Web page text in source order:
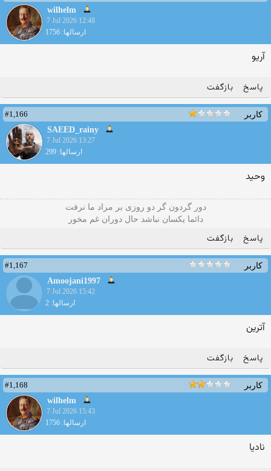
wilhelm
7 Jul 2026 12:48
ارسالها: 1756
آریو
پاسخ بازگفت
کاربر
#1,166
SAEED_rainy
7 Jul 2026 13:27
ارسالها: 299
وحید
دور گردون گر دو روزی بر مراد ما نرفت
دائما یکسان نباشد حال دوران غم مخور
پاسخ بازگفت
کاربر
#1,167
Amoojani1997
7 Jul 2026 15:42
ارسالها: 2
آترین
پاسخ بازگفت
کاربر
#1,168
wilhelm
7 Jul 2026 15:43
ارسالها: 1756
نادیا